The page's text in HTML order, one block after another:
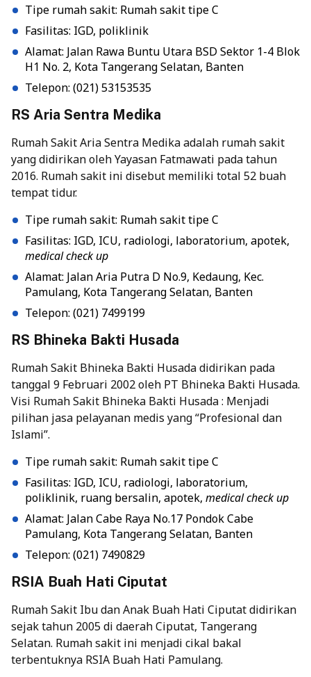
Tipe rumah sakit: Rumah sakit tipe C
Fasilitas: IGD, poliklinik
Alamat: Jalan Rawa Buntu Utara BSD Sektor 1-4 Blok
H1 No. 2, Kota Tangerang Selatan, Banten
Telepon: (021) 53153535
RS Aria Sentra Medika
Rumah Sakit Aria Sentra Medika adalah rumah sakit
yang didirikan oleh Yayasan Fatmawati pada tahun
2016. Rumah sakit ini disebut memiliki total 52 buah
tempat tidur.
Tipe rumah sakit: Rumah sakit tipe C
Fasilitas: IGD, ICU, radiologi, laboratorium, apotek,
medical check up
Alamat: Jalan Aria Putra D No.9, Kedaung, Kec.
Pamulang, Kota Tangerang Selatan, Banten
Telepon: (021) 7499199
RS Bhineka Bakti Husada
Rumah Sakit Bhineka Bakti Husada didirikan pada
tanggal 9 Februari 2002 oleh PT Bhineka Bakti Husada.
Visi Rumah Sakit Bhineka Bakti Husada : Menjadi
pilihan jasa pelayanan medis yang “Profesional dan
Islami”.
Tipe rumah sakit: Rumah sakit tipe C
Fasilitas: IGD, ICU, radiologi, laboratorium,
poliklinik, ruang bersalin, apotek, medical check up
Alamat: Jalan Cabe Raya No.17 Pondok Cabe
Pamulang, Kota Tangerang Selatan, Banten
Telepon: (021) 7490829
RSIA Buah Hati Ciputat
Rumah Sakit Ibu dan Anak Buah Hati Ciputat didirikan
sejak tahun 2005 di daerah Ciputat, Tangerang
Selatan. Rumah sakit ini menjadi cikal bakal
terbentuknya RSIA Buah Hati Pamulang.